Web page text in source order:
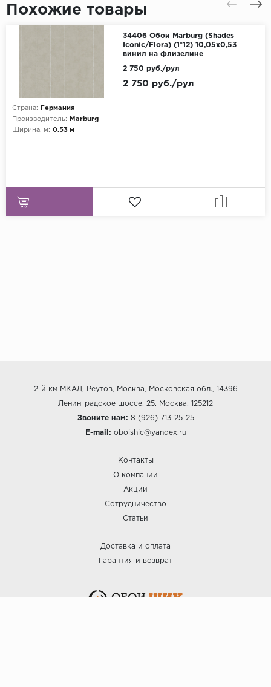
Похожие товары
34406 Обои Marburg (Shades
Iconic/Flora) (1*12) 10,05x0,53
винил на флизелине
Страна:
Германия
Производитель:
Marburg
Ширина, м: 0.53 м
2 750 руб./рул
2 750 руб./рул
2-й км МКАД, Реутов, Москва, Московская обл., 14396
Ленинградское шоссе, 25, Москва, 125212
Звоните нам: 8 (926) 713-25-25
E-mail: oboishic@yandex.ru
Контакты
О компании
Акции
Сотрудничество
Статьи
Доставка и оплата
Гарантия и возврат